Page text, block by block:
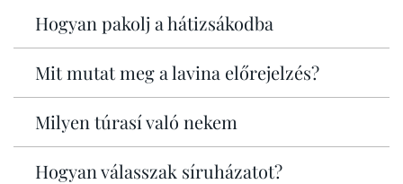
Hogyan pakolj a hátizsákodba
Mit mutat meg a lavina előrejelzés?
Milyen túrasí való nekem
Hogyan válasszak síruházatot?